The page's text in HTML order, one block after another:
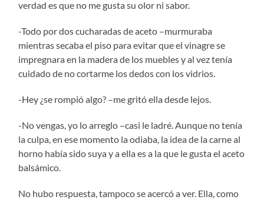
verdad es que no me gusta su olor ni sabor.
-Todo por dos cucharadas de aceto –murmuraba
mientras secaba el piso para evitar que el vinagre se
impregnara en la madera de los muebles y al vez tenía
cuidado de no cortarme los dedos con los vidrios.
-Hey ¿se rompió algo? –me gritó ella desde lejos.
-No vengas, yo lo arreglo –casi le ladré. Aunque no tenía
la culpa, en ese momento la odiaba, la idea de la carne al
horno había sido suya y a ella es a la que le gusta el aceto
balsámico.
No hubo respuesta, tampoco se acercó a ver. Ella, como